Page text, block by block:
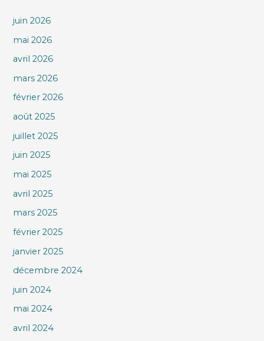
juin 2026
mai 2026
avril 2026
mars 2026
février 2026
août 2025
juillet 2025
juin 2025
mai 2025
avril 2025
mars 2025
février 2025
janvier 2025
décembre 2024
juin 2024
mai 2024
avril 2024